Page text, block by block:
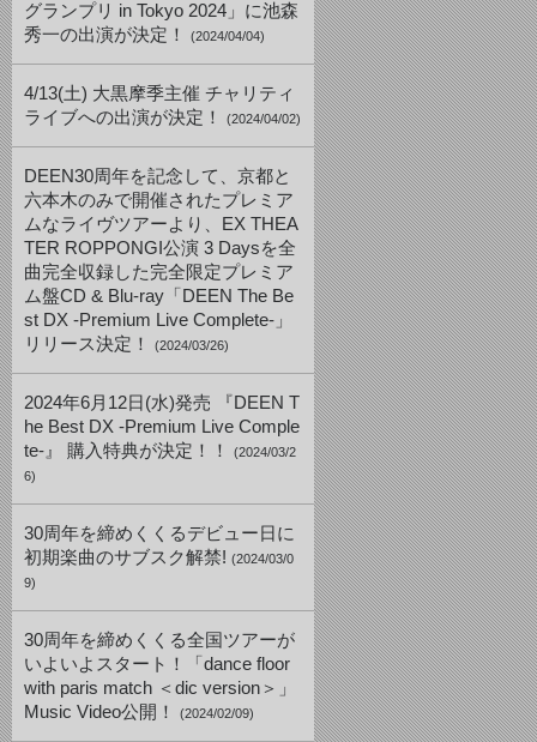
グランプリ in Tokyo 2024」に池森
秀一の出演が決定！
(2024/04/04)
4/13(土) 大黒摩季主催 チャリティ
ライブへの出演が決定！
(2024/04/02)
DEEN30周年を記念して、京都と
六本木のみで開催されたプレミア
ムなライヴツアーより、EX THEA
TER ROPPONGI公演 3 Daysを全
曲完全収録した完全限定プレミア
ム盤CD & Blu-ray「DEEN The Be
st DX -Premium Live Complete-」
リリース決定！
(2024/03/26)
2024年6月12日(水)発売 『DEEN T
he Best DX -Premium Live Comple
te-』 購入特典が決定！！
(2024/03/2
6)
30周年を締めくくるデビュー日に
初期楽曲のサブスク解禁! (2024/03/0
9)
30周年を締めくくる全国ツアーが
いよいよスタート！「dance floor
with paris match ＜dic version＞」
Music Video公開！
(2024/02/09)